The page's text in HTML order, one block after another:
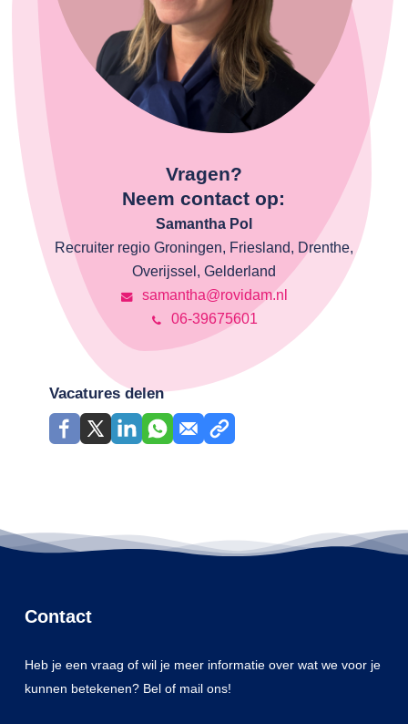
Vragen?
Neem contact op:
Samantha Pol
Recruiter regio Groningen, Friesland, Drenthe,
Overijssel, Gelderland
samantha@rovidam.nl
06-39675601
Vacatures delen
Contact
Heb je een vraag of wil je meer informatie over wat we voor je
kunnen betekenen? Bel of mail ons!